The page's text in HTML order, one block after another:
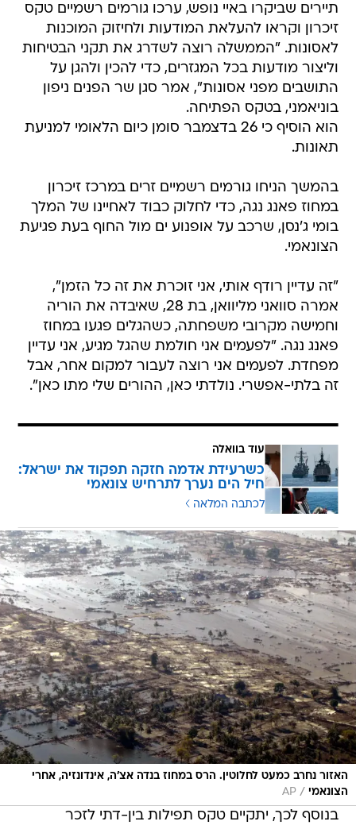
תיירים שביקרו באיי נופש, ערכו גורמים רשמיים טקס
זיכרון וקראו להעלאת המודעות ולחיזוק המוכנות
לאסונות. "הממשלה רוצה לשדרג את תקני הבטיחות
וליצור מודעות בכל המגזרים, כדי להכין ולהגן על
התושבים מפני אסונות", אמר סגן שר הפנים ניפון
בוניאמני, בטקס הפתיחה.
הוא הוסיף כי 26 בדצמבר סומן כיום הלאומי למניעת
תאונות.
בהמשך הניחו גורמים רשמיים זרים במרכז זיכרון
במחוז פאנג נגה, כדי לחלוק כבוד לאחיינו של המלך
בומי ג'נסן, שרכב על אופנוע ים מול החוף בעת פגיעת
הצונאמי.
"זה עדיין רודף אותי, אני זוכרת את זה כל הזמן",
אמרה סוואני מליוואן, בת 28, שאיבדה את הוריה
וחמישה מקרובי משפחתה, כשהגלים פגעו במחוז
פאנג נגה. "לפעמים אני חולמת שהגל מגיע, אני עדיין
מפחדת. לפעמים אני רוצה לעבור למקום אחר, אבל
זה בלתי-אפשרי. נולדתי כאן, ההורים שלי מתו כאן".
עוד בוואלה
כשרעידת אדמה חזקה תפקוד את ישראל:
חיל הים נערך לתרחיש צונאמי
לכתבה המלאה
האזור נחרב כמעט לחלוטין. הרס במחוז בנדה אצ'ה, אינדונזיה, אחרי
הצונאמי /
AP
בנוסף לכך, יתקיים טקס תפילות בין-דתי לזכר